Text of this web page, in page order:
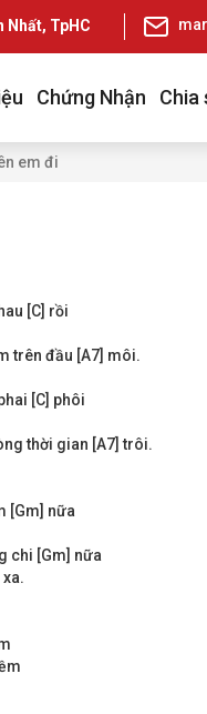
TpHCM
Chứng Nhận Chia
em đi
[C] rồi
trên đầu [A7] môi.
[C] phôi
thời gian [A7] trôi.
[Gm] nữa
chi [Gm] nữa